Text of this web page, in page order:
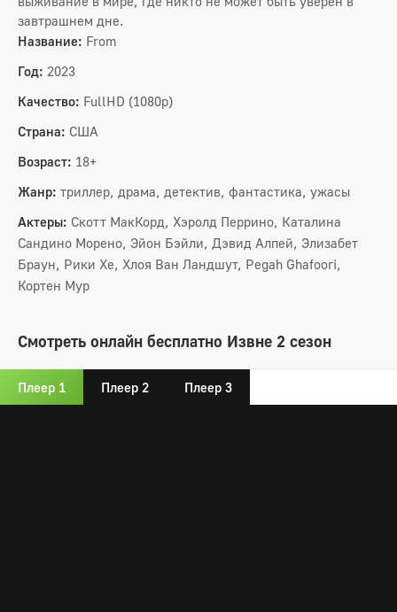
завтрашнем дне.
Название: From
Год: 2023
Качество: FullHD (1080p)
Страна: США
Возраст: 18+
Жанр: триллер, драма, детектив, фантастика, ужасы
Актеры: Скотт МакКорд, Хэролд Перрино, Каталина
Сандино Морено, Эйон Бэйли, Дэвид Алпей, Элизабет
Браун, Рики Хе, Хлоя Ван Ландшут, Pegah Ghafoori,
Кортен Мур
Смотреть онлайн бесплатно Извне 2 сезон
Плеер 1 Плеер 2 Плеер 3